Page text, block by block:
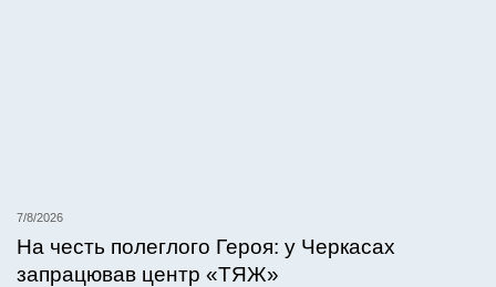
7/8/2026
На честь полеглого Героя: у Черкасах
запрацював центр «ТЯЖ»